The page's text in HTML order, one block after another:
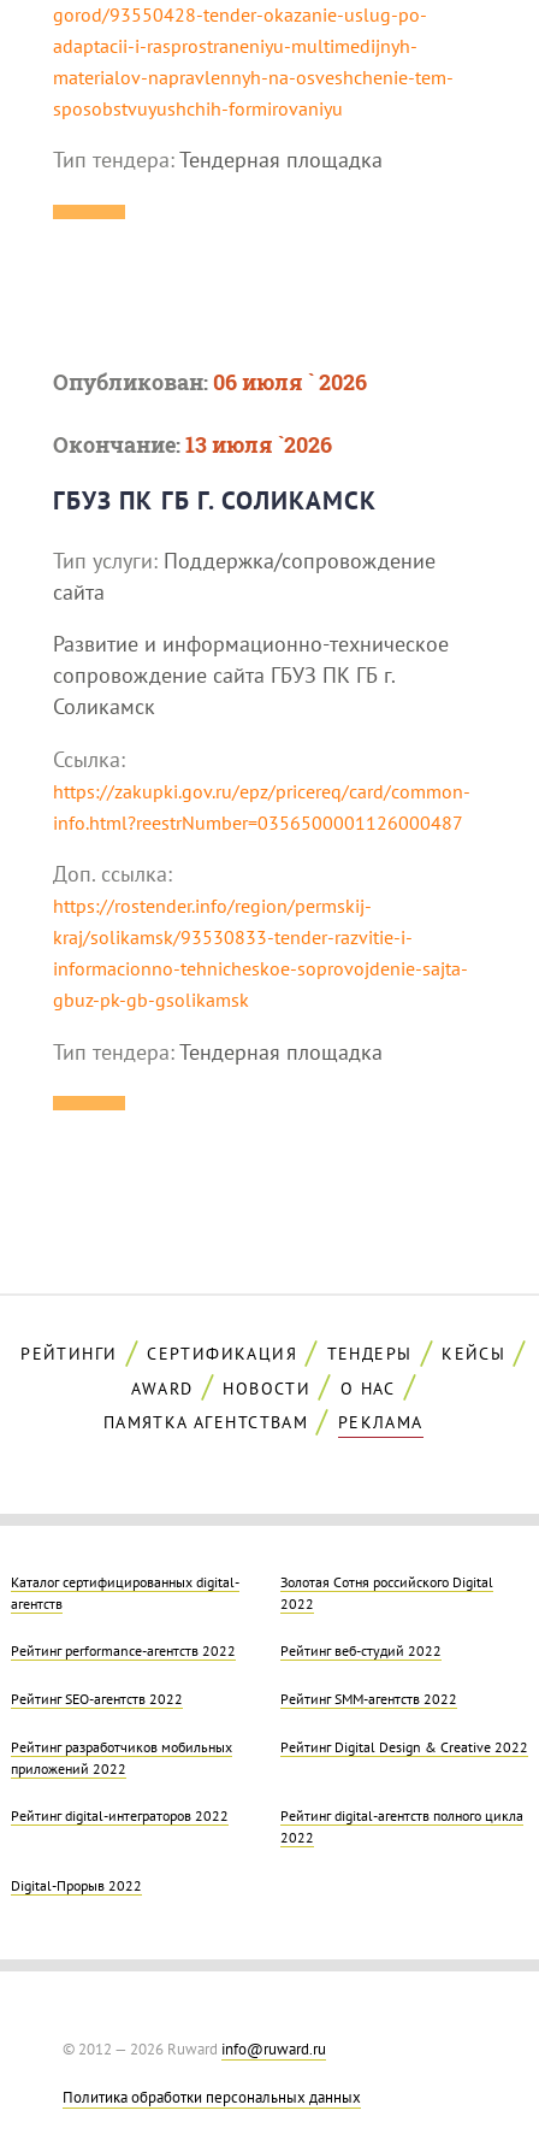
gorod/93550428-tender-okazanie-uslug-po-
adaptacii-i-rasprostraneniyu-multimedijnyh-
materialov-napravlennyh-na-osveshchenie-tem-
sposobstvuyushchih-formirovaniyu
Тип тендера:Тендерная площадка
Опубликован:06 июля ` 2026
Окончание:13 июля `2026
ГБУЗ ПК ГБ Г. СОЛИКАМСК
Тип услуги: Поддержка/сопровождение
сайта
Развитие и информационно-техническое
сопровождение сайта ГБУЗ ПК ГБ г.
Соликамск
Ссылка:
https://zakupki.gov.ru/epz/pricereq/card/common-
info.html?reestrNumber=0356500001126000487
Доп. cсылка:
https://rostender.info/region/permskij-
kraj/solikamsk/93530833-tender-razvitie-i-
informacionno-tehnicheskoe-soprovojdenie-sajta-
gbuz-pk-gb-gsolikamsk
Тип тендера:Тендерная площадка
РЕЙТИНГИ СЕРТИФИКАЦИЯ ТЕНДЕРЫ
КЕЙСЫ
AWARD
НОВОСТИ
О НАС
ПАМЯТКА АГЕНТСТВАМ
РЕКЛАМА
Каталог сертифицированных digital-
агентств
Золотая Cотня российского Digital
2022
Рейтинг performance-агентств 2022 Рейтинг веб-студий 2022
Рейтинг SEO-агентств 2022 Рейтинг SMM-агентств 2022
Рейтинг разработчиков мобильных
приложений 2022
Рейтинг Digital Design & Creative 2022
Рейтинг digital-интеграторов 2022
Рейтинг digital-агентств полного цикла
2022
Digital-Прорыв 2022
© 2012 — 2026 Ruward info@ruward.ru
Политика обработки персональных данных